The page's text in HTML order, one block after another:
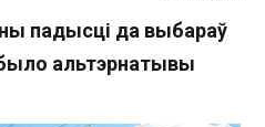
падысці да выбараў
альтэрнатывы